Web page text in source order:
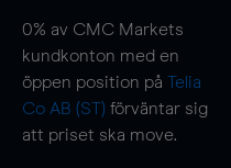
0% av CMC Markets
kundkonton med en
öppen position på Telia
Co AB (ST) förväntar sig
att priset ska move.